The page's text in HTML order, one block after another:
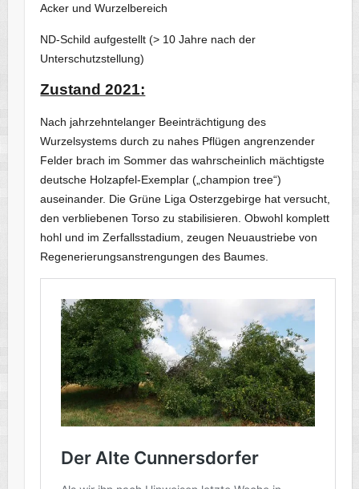
Acker und Wurzelbereich
ND-Schild aufgestellt (> 10 Jahre nach der
Unterschutzstellung)
Zustand 2021:
Nach jahrzehntelanger Beeinträchtigung des
Wurzelsystems durch zu nahes Pflügen angrenzender
Felder brach im Sommer das wahrscheinlich mächtigste
deutsche Holzapfel-Exemplar („champion tree“)
auseinander. Die Grüne Liga Osterzgebirge hat versucht,
den verbliebenen Torso zu stabilisieren. Obwohl komplett
hohl und im Zerfallsstadium, zeugen Neuaustriebe von
Regenerierungsanstrengungen des Baumes.